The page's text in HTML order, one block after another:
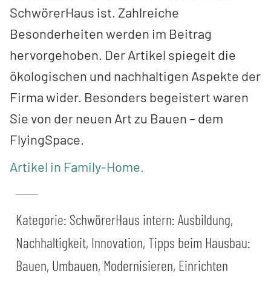
SchwörerHaus ist. Zahlreiche
Besonderheiten werden im Beitrag
hervorgehoben. Der Artikel spiegelt die
ökologischen und nachhaltigen Aspekte der
Firma wider. Besonders begeistert waren
Sie von der neuen Art zu Bauen – dem
FlyingSpace.
Artikel in Family-Home.
Kategorie: SchwörerHaus intern: Ausbildung,
Nachhaltigkeit, Innovation, Tipps beim Hausbau:
Bauen, Umbauen, Modernisieren, Einrichten